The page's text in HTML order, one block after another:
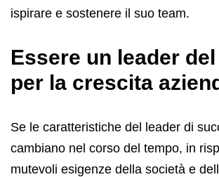
ispirare e sostenere il suo team.
Essere un leader
per la crescita
Se le caratteristiche del leader di
cambiano nel corso del tempo, in
mutevoli esigenze della società e